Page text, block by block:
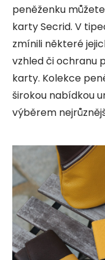
peněženku
karty Secrid. V
zmínili některé
vzhled či ochranu
karty. Kolekce
širokou nabídkou
výběrem